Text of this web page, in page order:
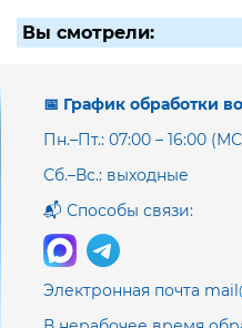
Вы смотрели:
📅 График обработки
Пн.–Пт.: 07:00 – 16:00
Сб.–Вс.: выходные
📬 Способы связи:
Электронная почта